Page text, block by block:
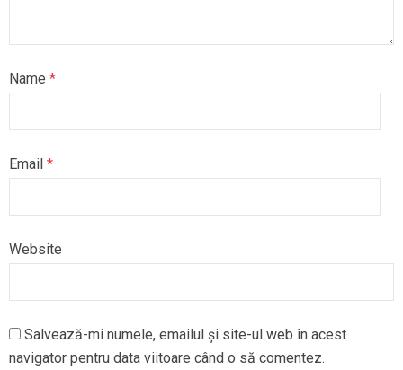
Name *
Email *
Website
Salvează-mi numele, emailul și site-ul web în acest
navigator pentru data viitoare când o să comentez.